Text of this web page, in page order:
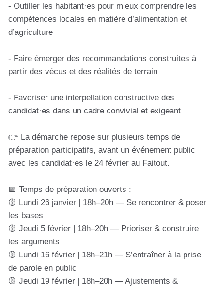
- Outiller les habitant·es pour mieux comprendre les
compétences locales en matière d’alimentation et
d’agriculture
- Faire émerger des recommandations construites à
partir des vécus et des réalités de terrain
- Favoriser une interpellation constructive des
candidat·es dans un cadre convivial et exigeant
👉 La démarche repose sur plusieurs temps de
préparation participatifs, avant un événement public
avec les candidat·es le 24 février au Faitout.
📅 Temps de préparation ouverts :
🟡 Lundi 26 janvier | 18h–20h — Se rencontrer & poser
les bases
🟡 Jeudi 5 février | 18h–20h — Prioriser & construire
les arguments
🟡 Lundi 16 février | 18h–21h — S’entraîner à la prise
de parole en public
🟡 Jeudi 19 février | 18h–20h — Ajustements &